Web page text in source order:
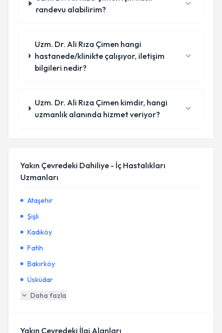
randevu alabilirim?
Uzm. Dr. Ali Rıza Çimen hangi
hastanede/klinikte çalışıyor, iletişim
bilgileri nedir?
Uzm. Dr. Ali Rıza Çimen kimdir, hangi
uzmanlık alanında hizmet veriyor?
Yakın Çevredeki Dahiliye - İç Hastalıkları
Uzmanları
Ataşehir
Şişli
Kadıköy
Fatih
Bakırköy
Üsküdar
Daha fazla
Yakın Çevredeki İlgi Alanları